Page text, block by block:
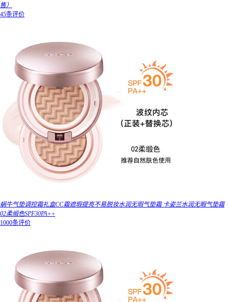
售）
45条评价
蜗牛气垫调控霜礼盒CC霜遮瑕提亮不易脱妆水润无瑕气垫霜 卡姿兰水润无暇气垫霜
02柔缎色SPF30PA++
1000条评价